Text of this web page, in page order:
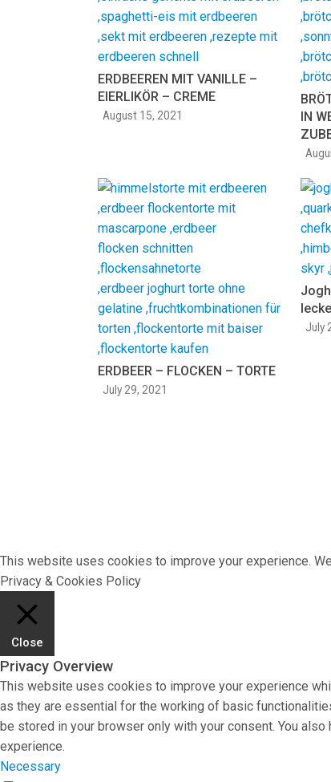
ERDBEEREN MIT VANILLE –
EIERLIKÖR – CREME
August 15, 2021
IN
ERDBEER – FLOCKEN – TORTE
July 29, 2021
July
This website uses cookies to improve your experience.
Privacy & Cookies Policy
Close
Privacy Overview
This website uses cookies to improve your experience
as they are essential for the working of basic
be stored in your browser only with your consent. You
experience.
Necessary